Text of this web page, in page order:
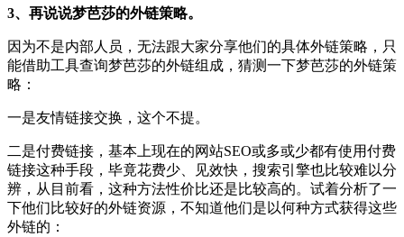
3、再说说梦芭莎的外链策略。
因为不是内部人员，无法跟大家分享他们的具体外链策略，只
能借助工具查询梦芭莎的外链组成，猜测一下梦芭莎的外链策
略：
一是友情链接交换，这个不提。
二是付费链接，基本上现在的网站SEO或多或少都有使用付费
链接这种手段，毕竟花费少、见效快，搜索引擎也比较难以分
辨，从目前看，这种方法性价比还是比较高的。试着分析了一
下他们比较好的外链资源，不知道他们是以何种方式获得这些
外链的：